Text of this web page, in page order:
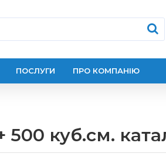
ПОСЛУГИ ПРО КОМПАНІЮ
куб.см.